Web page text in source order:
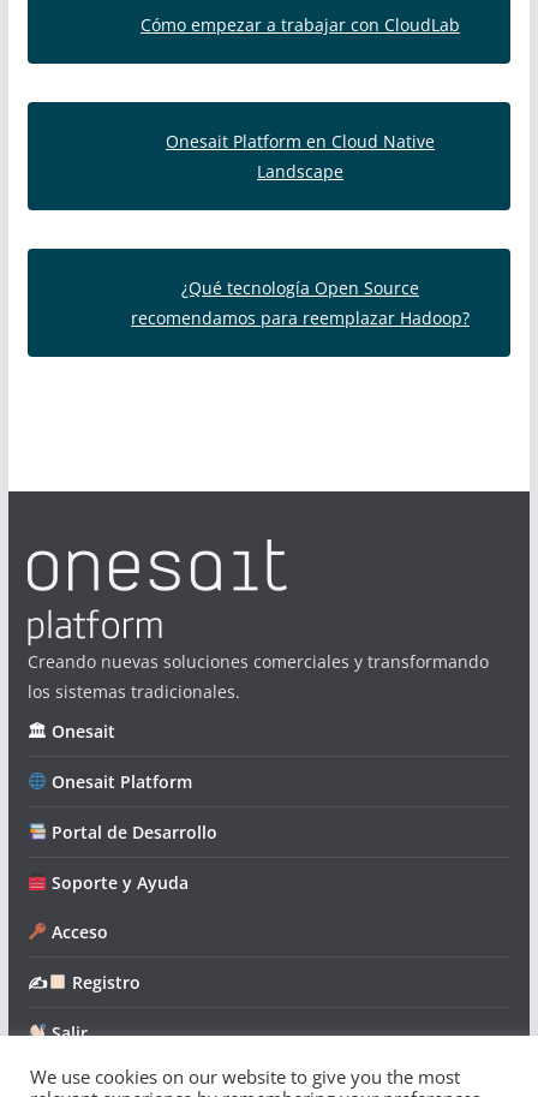
Cómo empezar a trabajar con CloudLab
Onesait Platform en Cloud Native
Landscape
¿Qué tecnología Open Source
recomendamos para reemplazar Hadoop?
Creando nuevas soluciones comerciales y transformando
los sistemas tradicionales.
🏛 Onesait
Onesait Platform
Portal de Desarrollo
Soporte y Ayuda
Acceso
✍ Registro
Salir
We use cookies on our website to give you the most